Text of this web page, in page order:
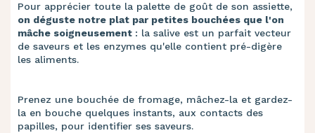
Pour apprécier toute la palette de goût de son assiette,
on déguste notre plat par petites bouchées que l'on
mâche soigneusement : la salive est un parfait vecteur
de saveurs et les enzymes qu'elle contient pré-digère
les aliments.
Prenez une bouchée de fromage, mâchez-la et gardez-
la en bouche quelques instants, aux contacts des
papilles, pour identifier ses saveurs.